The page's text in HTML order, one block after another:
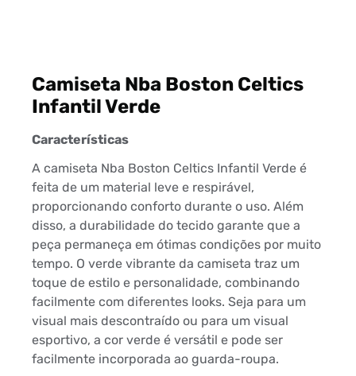
Camiseta Nba Boston Celtics
Infantil Verde
Características
A camiseta Nba Boston Celtics Infantil Verde é
feita de um material leve e respirável,
proporcionando conforto durante o uso. Além
disso, a durabilidade do tecido garante que a
peça permaneça em ótimas condições por muito
tempo. O verde vibrante da camiseta traz um
toque de estilo e personalidade, combinando
facilmente com diferentes looks. Seja para um
visual mais descontraído ou para um visual
esportivo, a cor verde é versátil e pode ser
facilmente incorporada ao guarda-roupa.